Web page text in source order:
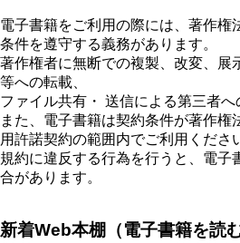
電子書籍をご利用の際には、著作権
条件を遵守する義務があります。
著作権者に無断での複製、改変、展
等への転載、
ファイル共有・ 送信による第三者へ
また、電子書籍は契約条件が著作権
用許諾契約の範囲内でご利用くださ
規約に違反する行為を行うと、電子
合があります。
新着Web本棚（電子書籍を読